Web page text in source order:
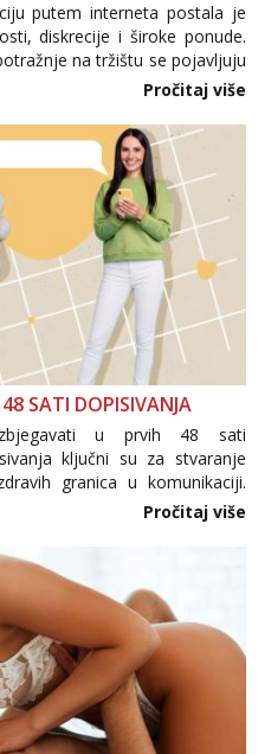
putem interneta postala je
diskrecije i široke ponude.
na tržištu se pojavljuju
nepouzdane internetske
Pročitaj više
SATI DOPISIVANJA
u prvih 48 sati
ključni su za stvaranje
granica u komunikaciji.
osobnih ili intimnih
osoba još nije zaslužila to
Pročitaj više